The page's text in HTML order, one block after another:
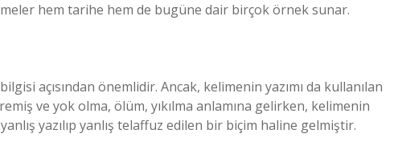
hem tarihe hem de bugüne dair birçok örnek sunar.
açısından önemlidir. Ancak, kelimenin yazımı da kullanılan
ve yok olma, ölüm, yıkılma anlamına gelirken, kelimenin
yazılıp yanlış telaffuz edilen bir biçim haline gelmiştir.